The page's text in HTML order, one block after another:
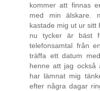
kommer att finnas
med min älskare.
kastade mig ut ur sitt
nu tycker är bäst
telefonsamtal från
träffa ett datum
henne att jag också
har lämnat mig
efter några dagar